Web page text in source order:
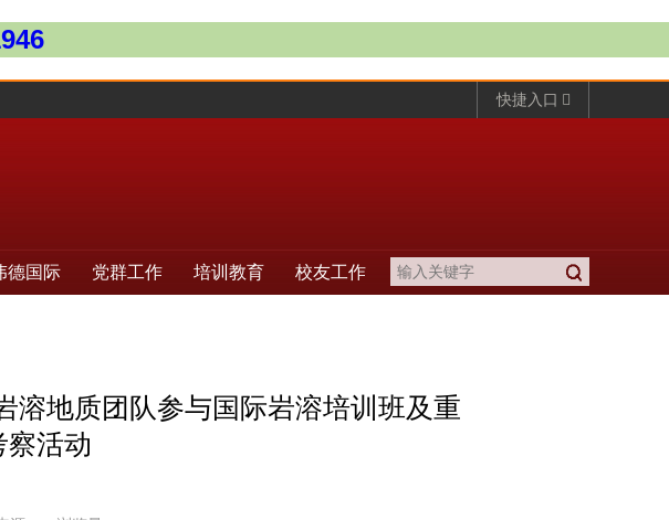
快捷入口
德国际 党群工作 培训教育 校友工作
溶地质团队参与国际岩溶培训班及重
察活动